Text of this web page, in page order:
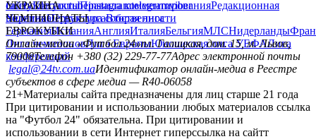
сайтуКонтактыПравила комментированияРедакционная
политикаСтруктура собственности
facebookxyoutubeinstagramtelegramviber
УКРАИНА
УкраинаПервая лигаВторая лига
ЧЕМПИОНАТЫ
ГерманияИспанияАнглияИталияБельгияМЛСНидерланды
ЕВРОКУБКИ
Лига чемпионовЛига ЕвропыЮношеская лига УЕФАЛига
конференций
Онлайн-медиа «Футбол 24»пл. Галицкая, дом. 15, м. Львов,
79008Телефон +380 (32) 229-77-77Адрес электронной почты
legal@24tv.com.uaИдентификатор онлайн-медиа в Реестре
субъектов в сфере медиа — R40-06058
21+Материалы сайта предназначены для лиц старше 21 года
При цитировании и использовании любых материалов ссылка
на "Футбол 24" обязательна. При цитировании и
использовании в сети Интернет гиперссылка на сайтт